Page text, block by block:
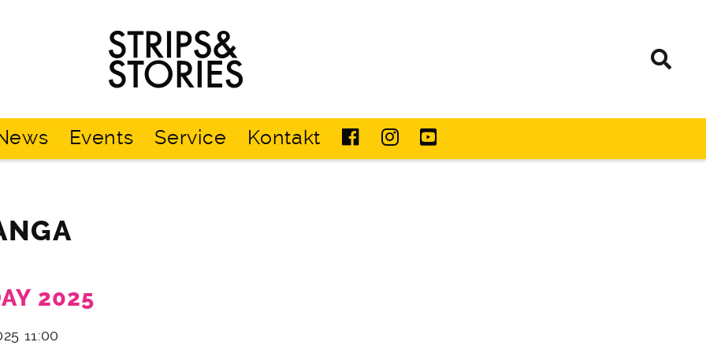
Strips
&
Stories
Events Service Kontakt
2025
11:00